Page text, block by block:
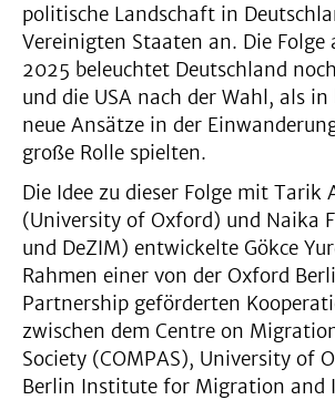
politische Landschaft in
Vereinigten Staaten an. Die Folge
2025 beleuchtet Deutschland
und die USA nach der Wahl, als
neue Ansätze in der
große Rolle spielten.
Die Idee zu dieser Folge mit Tarik
(University of Oxford) und Naika
und DeZIM) entwickelte Gökce
Rahmen einer von der Oxford
Partnership geförderten
zwischen dem Centre on
Society (COMPAS), University of
Berlin Institute for Migration and